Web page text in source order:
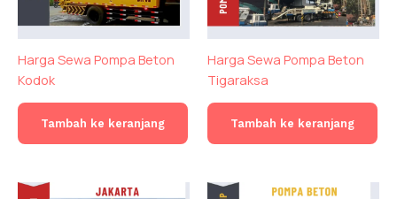
Harga Sewa Pompa Beton
Kodok
Tambah ke keranjang
Harga Sewa Pompa Beton
Tigaraksa
Tambah ke keranjang